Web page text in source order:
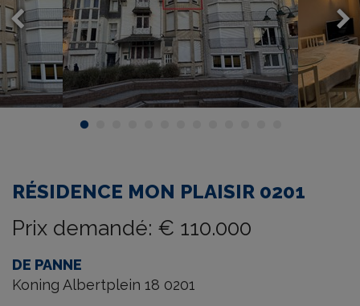
RÉSIDENCE MON PLAISIR 0201
Prix demandé: € 110.000
DE PANNE
Koning Albertplein 18 0201